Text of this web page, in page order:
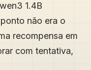
1.4B
não era o
recompensa em
com tentativa,